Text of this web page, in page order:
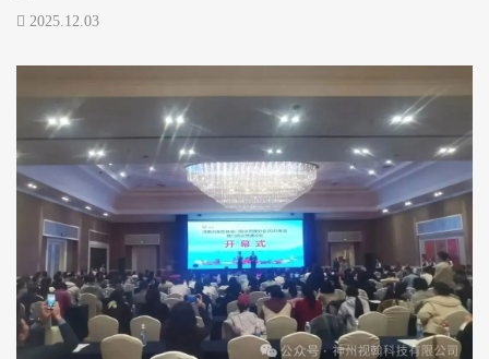
2025.12.03